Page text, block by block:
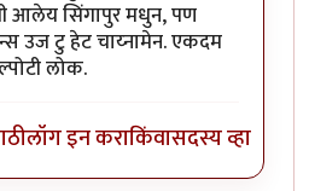
आलेय सिंगापुर मधुन, पण
उज टु हेट चाय्नामेन. एकदम
लोक.
लॉग इन कराकिंवासदस्य व्हा